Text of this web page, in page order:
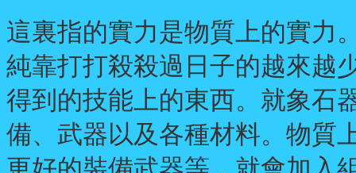
這裏指的實力是物質上的實力
純靠打打殺殺過日子的越來越
得到的技能上的東西。就象石
備、武器以及各種材料。物質